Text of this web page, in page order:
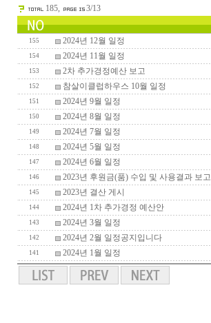
185, 3/13
155 2024년 12월 일정
154 2024년 11월 일정
153 2차 추가경정예산 보고
152 참살이클럽하우스 10월 일정
151 2024년 9월 일정
150 2024년 8월 일정
149 2024년 7월 일정
148 2024년 5월 일정
147 2024년 6월 일정
146 2023년 후원금(품) 수입 및 사용결과 보고
145 2023년 결산 게시
144 2024년 1차 추가경정 예산안
143 2024년 3월 일정
142 2024년 2월 일정공지입니다
141 2024년 1월 일정